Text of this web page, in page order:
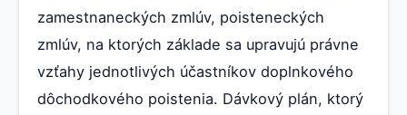
zamestnaneckých zmlúv, poisteneckých
zmlúv, na ktorých základe sa upravujú právne
vzťahy jednotlivých účastníkov doplnkového
dôchodkového poistenia. Dávkový plán, ktorý